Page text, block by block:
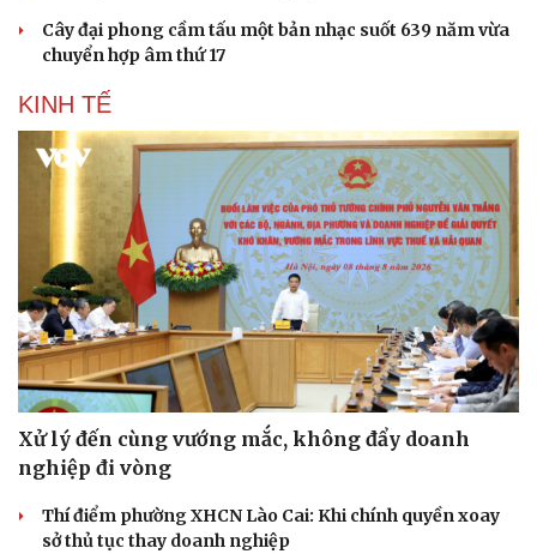
Sức khỏe
Dinh dưỡng - món ngon
Cây thuốc
Sản phụ khoa
Nhi khoa
Đời sống
Tình yêu - Gia đình
Cây đại phong cầm tấu một bản nhạc suốt 639 năm vừa
chuyển hợp âm thứ 17
KINH TẾ
Xử lý đến cùng vướng mắc, không đẩy doanh
nghiệp đi vòng
Thí điểm phường XHCN Lào Cai: Khi chính quyền xoay
sở thủ tục thay doanh nghiệp